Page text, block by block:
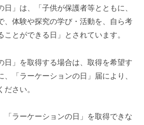
」は、「子供が保護者等とともに、
、体験や探究の学び・活動を、自ら考
ことができる日」とされています。
」を取得する場合は、取得を希望す
、「ラーケーションの日」届により、
さい。
ラーケーションの日」を取得できな